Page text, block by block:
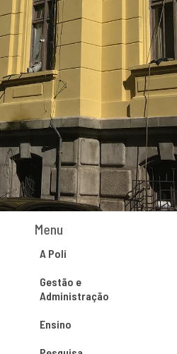
Menu
A Poli
Gestão e
Administração
Ensino